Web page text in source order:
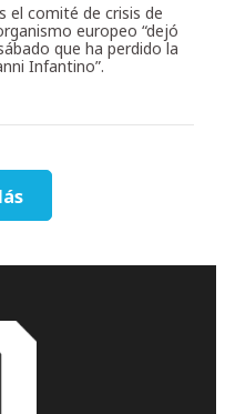
el comité de crisis de
europeo “dejó
que ha perdido la
Infantino”.